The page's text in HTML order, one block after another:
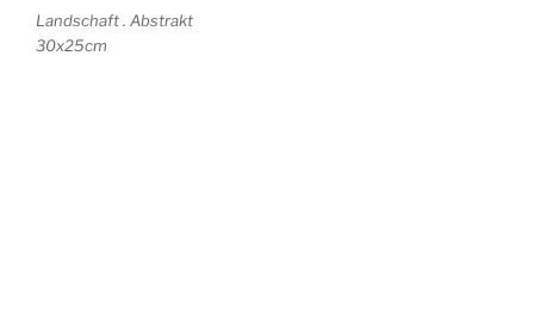
Landschaft . Abstrakt
30x25cm